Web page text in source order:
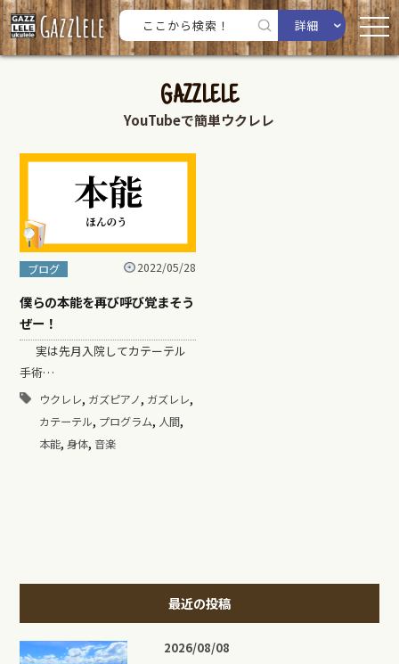
詳細
GAZZLELE
YouTubeで簡単ウクレレ
ブログ 2022/05/28
僕らの本能を再び呼び覚まそう
ぜー！
実は先月入院してカテーテル
手術…
ウクレレ, ガズピアノ, ガズレレ,
カテーテル, プログラム, 人間,
本能, 身体, 音楽
最近の投稿
2026/08/08